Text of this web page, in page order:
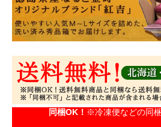
同梱OK！ ※冷凍便などの同